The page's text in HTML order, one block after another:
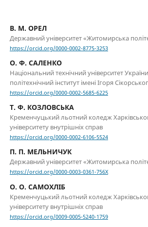
В. М. ОРЕЛ
Державний університет «Житомирська
https://orcid.org/0000-0002-8775-3253
О. Ф. САЛЕНКО
Національний технічний університет
політехнічний інститут імені Ігоря
https://orcid.org/0000-0002-5685-6225
Т. Ф. КОЗЛОВСЬКА
Кременчуцький льотний коледж
університету внутрішніх справ
https://orcid.org/0000-0002-6106-5524
П. П. МЕЛЬНИЧУК
Державний університет «Житомирська
https://orcid.org/0000-0003-0361-756X
О. О. САМОХЛІБ
Кременчуцький льотний коледж
університету внутрішніх справ
https://orcid.org/0009-0005-5240-1759